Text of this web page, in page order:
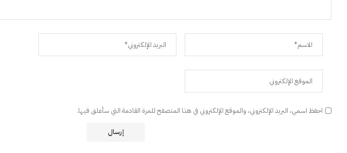
احفظ اسمي، البريد الإلكتروني، والموقع الإلكتروني في هذا المتصفح للمرة القادمة التي سأعلق فيها.